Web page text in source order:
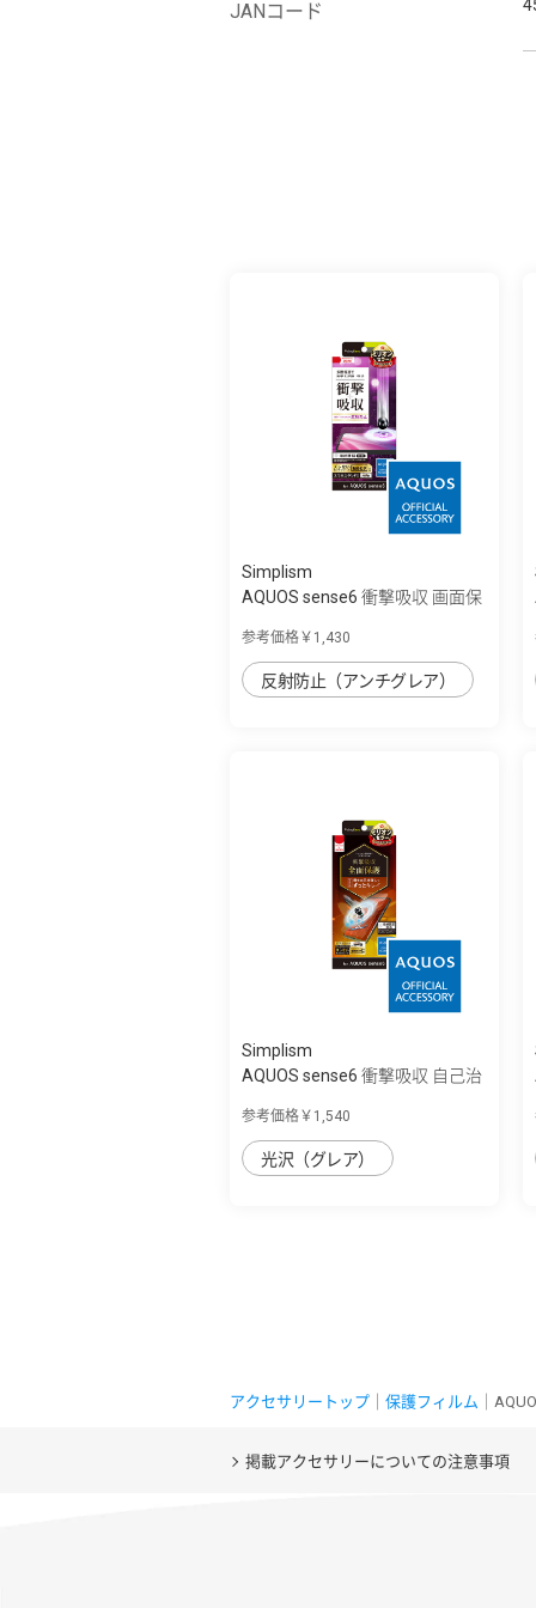
JANコード
Simplism
AQUOS sense6 衝撃吸収 画面保
参考価格￥1,430
反射防止（アンチグレア）
Simplism
AQUOS sense6 衝撃吸収 自己治
参考価格￥1,540
光沢（グレア）
アクセサリートップ 保護フィルム ｜
掲載アクセサリーについての注意事項